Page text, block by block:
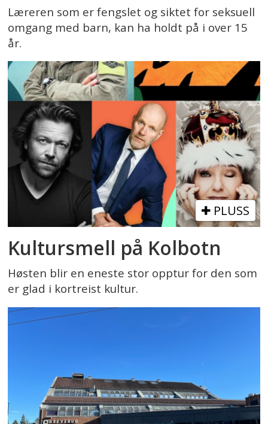
Læreren som er fengslet og siktet for seksuell
omgang med barn, kan ha holdt på i over 15
år.
PLUSS
Kultursmell på Kolbotn
Høsten blir en eneste stor opptur for den som
er glad i kortreist kultur.